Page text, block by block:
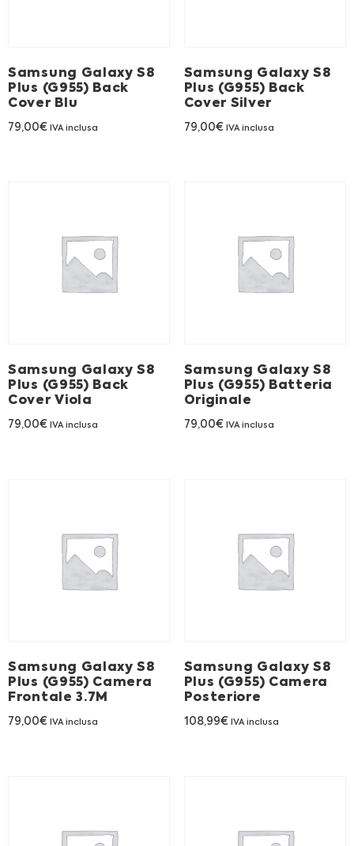
Samsung Galaxy S8
Plus (G955) Back
Cover Blu
79,00€ IVA inclusa
Samsung Galaxy S8
Plus (G955) Back
Cover Silver
79,00€ IVA inclusa
Samsung Galaxy S8
Plus (G955) Back
Cover Viola
79,00€ IVA inclusa
Samsung Galaxy S8
Plus (G955) Batteria
Originale
79,00€ IVA inclusa
Samsung Galaxy S8
Plus (G955) Camera
Frontale 3.7M
79,00€ IVA inclusa
Samsung Galaxy S8
Plus (G955) Camera
Posteriore
108,99€ IVA inclusa